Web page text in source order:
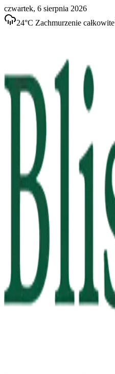
czwartek, 6 sierpnia 2026
24°C Zachmurzenie całkowite